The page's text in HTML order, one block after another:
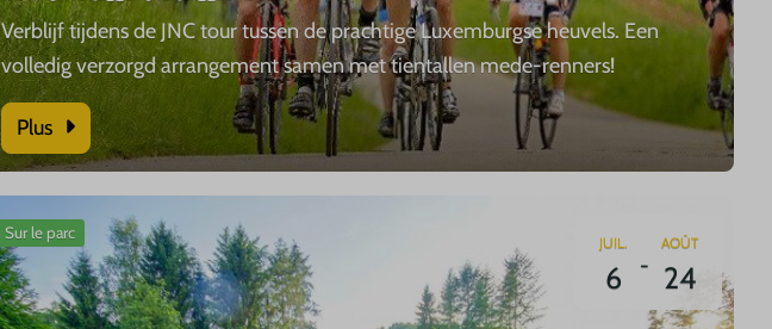
Verblijf tijdens de JNC tour tussen de prachtige Luxemburgse heuvels. Een
volledig verzorgd arrangement samen met tientallen mede-renners!
Plus
Sur le parc
JUIL.
6 -
AOÛT
24